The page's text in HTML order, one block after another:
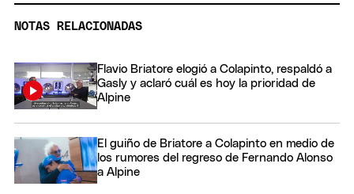
NOTAS RELACIONADAS
Flavio Briatore elogió a Colapinto, respaldó a
Gasly y aclaró cuál es hoy la prioridad de
Alpine
El guiño de Briatore a Colapinto en medio de
los rumores del regreso de Fernando Alonso
a Alpine